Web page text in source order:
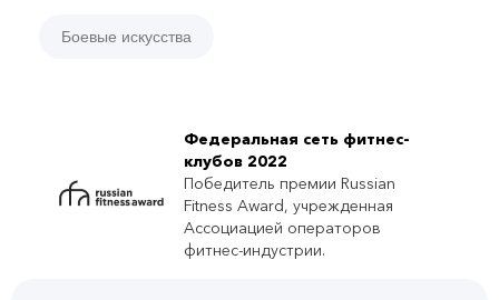
Боевые искусства
Федеральная сеть фитнес-
клубов 2022
Победитель премии Russian
Fitness Award, учрежденная
Ассоциацией операторов
фитнес-индустрии.